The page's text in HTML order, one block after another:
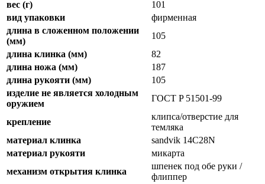
вес (г)
101
вид упаковки
фирменная
длина в сложенном положении
(мм)
105
длина клинка (мм)
82
длина ножа (мм)
187
длина рукояти (мм)
105
изделие не является холодным
оружием
ГОСТ P 51501-99
крепление
клипса/отверстие для
темляка
материал клинка
sandvik 14C28N
материал рукояти
микарта
механизм открытия клинка
шпенек под обе руки /
флиппер